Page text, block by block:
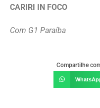
CARIRI IN FOCO
Com G1 Paraíba
Compartilhe